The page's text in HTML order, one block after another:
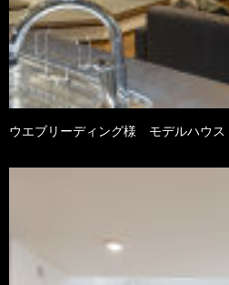
ウエブリーディング様 モデルハウス